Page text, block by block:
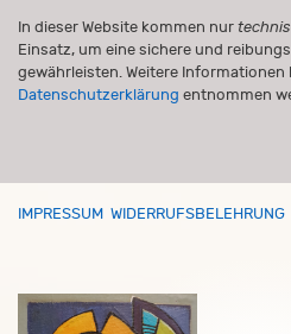
In dieser Website kommen nur
Einsatz, um eine sichere und
gewährleisten. Weitere
Datenschutzerklärung entnommen
IMPRESSUM WIDERRUFSBELEHRUNG